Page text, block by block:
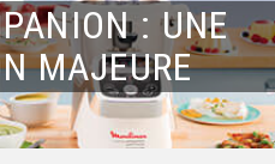
: UNE
MAJEURE